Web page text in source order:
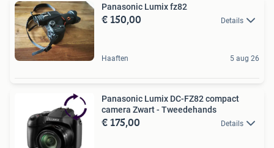
Panasonic Lumix fz82
€ 150,00 Details
Haaften 5 aug 26
Panasonic Lumix DC-FZ82 compact
camera Zwart - Tweedehands
€ 175,00 Details